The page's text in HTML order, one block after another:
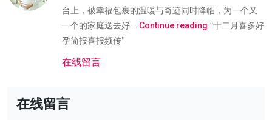
台上，被幸福包裹的温暖与奇迹同时降临，为一个又
一个的家庭送去好 … Continue reading “十二月喜多好
孕简报喜报频传”
在线留言
在线留言